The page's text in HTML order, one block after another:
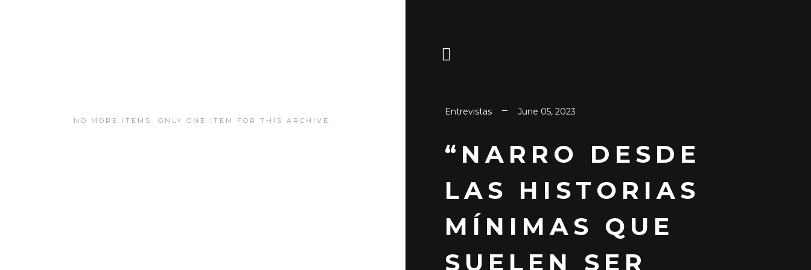
NO MORE ITEMS. ONLY ONE ITEM FOR THIS ARCHIVE.
Entrevistas June 05, 2023
“NARRO DESDE
LAS HISTORIAS
MÍNIMAS QUE
SUELEN SER